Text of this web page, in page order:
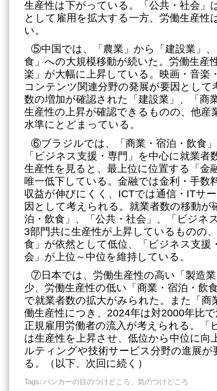
生産性は下がっている。「公共・社会」
として雇用を拡大する一方、労働生産性
い。
⑤中国では、「農業」から「建設業」
食」への大規模移動が続いた。労働生産
楽」が大幅に上昇している。映画・音楽
コンテンツ関連分野の発展が要因として
数の増加が確認された「建設業」、「商
生産性の上昇が確認できるものの、他産
水準にとどまっている。
⑥ブラジルでは、「商業・宿泊・飲食
「ビジネス支援・専門」を中心に就業者
生産性を見ると、最上位に位置する「金
唯一低下している。金融では金利・手数
収益が伸びにくく、ICTでは通信・ITサ
因として考えられる。就業者数の移動が
泊・飲食」、「公共・社会」、「ビジネ
3部門共に生産性が上昇しているものの
食」が依然として低位、「ビジネス支援
会」が上位～中位を維持している。
⑦日本では、労働生産性の高い「製造
少、労働生産性の低い「商業・宿泊・飲
で就業者数の拡大がみられた。また「商
働生産性につき、2024年は対2000年比
正規雇用労働者の流入が考えられる。「
は生産性を上昇させ、低位から中位に向
ルティングや技術サービス分野の進展
る。（以下、次回に続く）
Tags: バンカーの目のつけどころ、気のつけどころ